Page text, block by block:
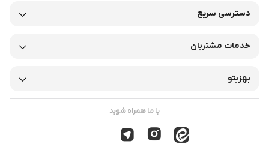
دسترسی سریع
خدمات مشتریان
بهزیتو
با ما همراه شوید